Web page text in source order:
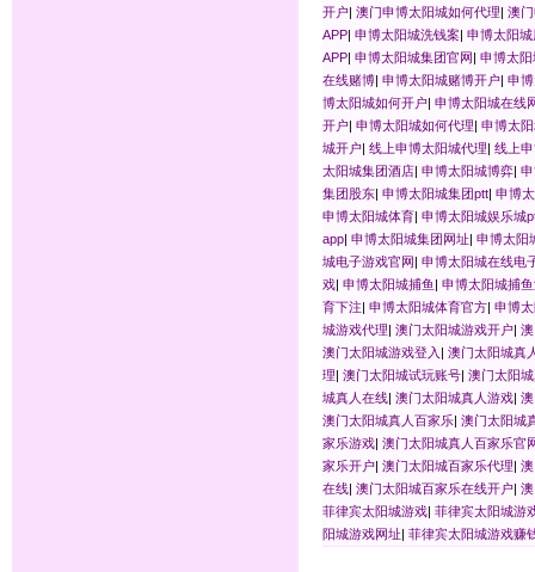
开户| 澳门申博太阳城如何代理| 澳
APP| 申博太阳城洗钱案| 申博太阳
APP| 申博太阳城集团官网| 申博太
在线赌博| 申博太阳城赌博开户| 申
博太阳城如何开户| 申博太阳城在线
开户| 申博太阳城如何代理| 申博太
城开户| 线上申博太阳城代理| 线上
太阳城集团酒店| 申博太阳城博弈|
集团股东| 申博太阳城集团ptt| 申博
申博太阳城体育| 申博太阳城娱乐城
app| 申博太阳城集团网址| 申博太阳
城电子游戏官网| 申博太阳城在线电
戏| 申博太阳城捕鱼 | 申博太阳城捕
育下注| 申博太阳城体育官方| 申博
城游戏代理| 澳门太阳城游戏开户|
澳门太阳城游戏登入 | 澳门太阳城真
理| 澳门太阳城试玩账号| 澳门太阳
城真人在线| 澳门太阳城真人游戏|
澳门太阳城真人百家乐| 澳门太阳城
家乐游戏| 澳门太阳城真人百家乐官
家乐开户| 澳门太阳城百家乐代理|
在线| 澳门太阳城百家乐在线开户|
菲律宾太阳城游戏| 菲律宾太阳城游
阳城游戏网址| 菲律宾太阳城游戏赚